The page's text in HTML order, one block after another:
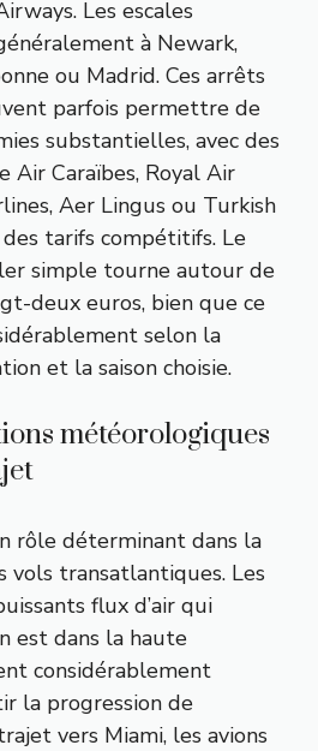
Les escales
à Newark,
ou Madrid. Ces arrêts
parfois permettre de
substantielles, avec des
Air Caraïbes, Royal Air
Aer Lingus ou Turkish
tarifs compétitifs. Le
simple tourne autour de
deux euros, bien que ce
selon la
et la saison choisie.
météorologiques
rôle déterminant dans la
vols transatlantiques. Les
flux d’air qui
est dans la haute
considérablement
la progression de
vers Miami, les avions